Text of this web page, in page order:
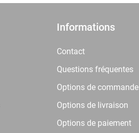
Informations
Contact
Questions fréquentes
Options de commande
Options de livraison
Options de paiement